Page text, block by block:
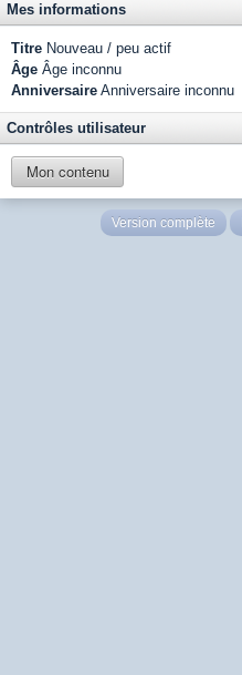
Mes informations
Titre Nouveau / peu actif
Âge Âge inconnu
Anniversaire Anniversaire inconnu
Contrôles utilisateur
Mon contenu
Version complète